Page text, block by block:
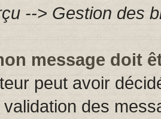
--> Gestion des
message doit
peut avoir
des